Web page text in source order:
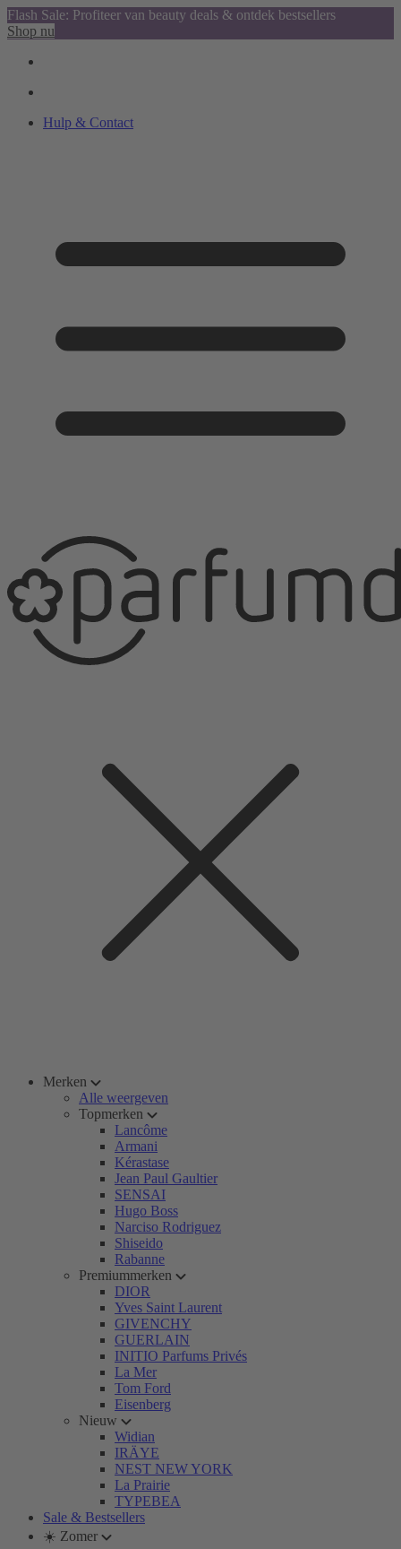
Flash Sale: Profiteer van beauty deals & ontdek bestsellers
Shop nu
Hulp & Contact
Merken
Alle weergeven
Topmerken
Lancôme
Armani
Kérastase
Jean Paul Gaultier
SENSAI
Hugo Boss
Narciso Rodriguez
Shiseido
Rabanne
Premiummerken
DIOR
Yves Saint Laurent
GIVENCHY
GUERLAIN
INITIO Parfums Privés
La Mer
Tom Ford
Eisenberg
Nieuw
Widian
IRÄYE
NEST NEW YORK
La Prairie
TYPEBEA
Sale & Bestsellers
☀️ Zomer